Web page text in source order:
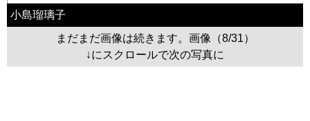
小島瑠璃子
まだまだ画像は続きます。画像（8/31）
↓にスクロールで次の写真に